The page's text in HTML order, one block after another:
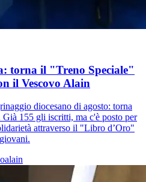
torna il "Treno Speciale"
il Vescovo Alain
diocesano di agosto: torna
155 gli iscritti, ma c'è posto per
attraverso il "Libro d’Oro"